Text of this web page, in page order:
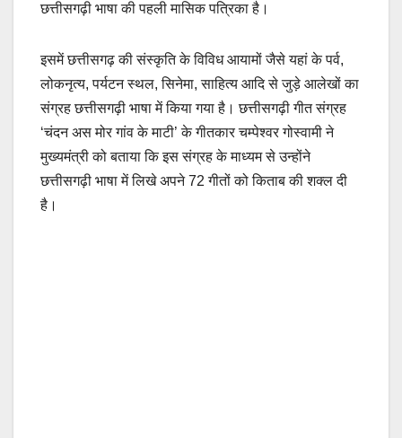
छत्तीसगढ़ी भाषा की पहली मासिक पत्रिका है।
इसमें छत्तीसगढ़ की संस्कृति के विविध आयामों जैसे यहां के पर्व,
लोकनृत्य, पर्यटन स्थल, सिनेमा, साहित्य आदि से जुड़े आलेखों का
संग्रह छत्तीसगढ़ी भाषा में किया गया है। छत्तीसगढ़ी गीत संग्रह
‘चंदन अस मोर गांव के माटी’ के गीतकार चम्पेश्वर गोस्वामी ने
मुख्यमंत्री को बताया कि इस संग्रह के माध्यम से उन्होंने
छत्तीसगढ़ी भाषा में लिखे अपने 72 गीतों को किताब की शक्ल दी
है।